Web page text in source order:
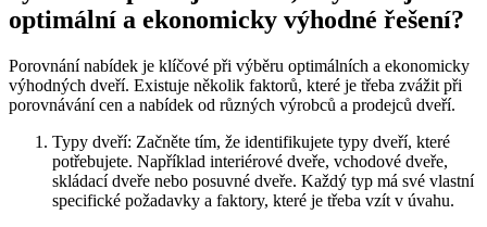
optimální a ekonomicky výhodné řešení?
Porovnání nabídek je klíčové při výběru optimálních a ekonomicky
výhodných dveří. Existuje několik faktorů, které je třeba zvážit při
porovnávání cen a nabídek od různých výrobců a prodejců dveří.
Typy dveří: Začněte tím, že identifikujete typy dveří, které
potřebujete. Například interiérové dveře, vchodové dveře,
skládací dveře nebo posuvné dveře. Každý typ má své vlastní
specifické požadavky a faktory, které je třeba vzít v úvahu.